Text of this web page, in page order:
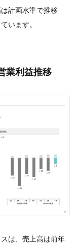
計画水準で推移
います。
業利益推移
は、売上高は前年